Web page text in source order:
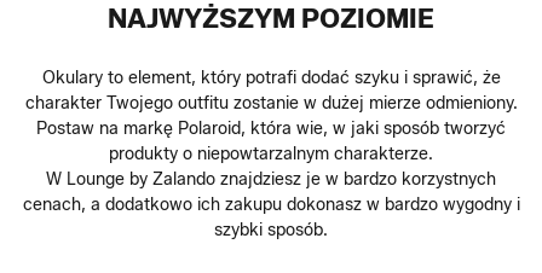
NAJWYŻSZYM POZIOMIE
Okulary to element, który potrafi dodać szyku i sprawić, że
charakter Twojego outfitu zostanie w dużej mierze odmieniony.
Postaw na markę Polaroid, która wie, w jaki sposób tworzyć
produkty o niepowtarzalnym charakterze.
W Lounge by Zalando znajdziesz je w bardzo korzystnych
cenach, a dodatkowo ich zakupu dokonasz w bardzo wygodny i
szybki sposób.